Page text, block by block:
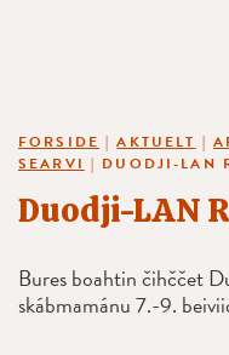
FORSIDE | AKTUELT |
SEARVI | DUODJI-LAN
Duodji-LAN
Bures boahtin čihččet
skábmamánu 7.-9.